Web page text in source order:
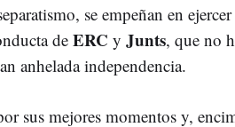
se empeñan en
deERC y Junts, que no
anhelada independencia.
sus mejores momentos y,